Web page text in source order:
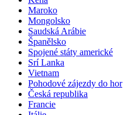
Maroko
Mongolsko
Saudská Arábie
Španělsko
Spojené státy americké
Srí Lanka
Vietnam
Pohodové zájezdy do hor
Česká republika
Francie